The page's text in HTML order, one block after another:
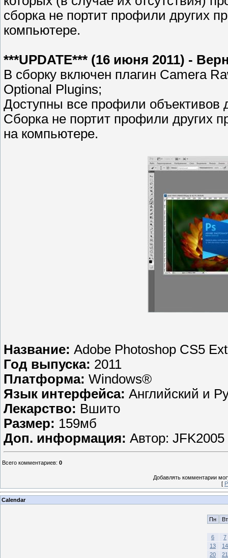
сборка не портит профили других
компьютере.
***UPDATE*** (16 июня 2011) -
В сборку включен плагин Camera
Optional Plugins;
Доступны все профили объективов
Сборка не портит профили других
на компьютере.
Название: Adobe Photoshop CS5
Год выпуска: 2011
Платформа: Windows®
Язык интерфейса: Английский и
Лекарство: Вшито
Размер: 159мб
Доп. информация: Автор: JFK2005
Всего комментариев: 0
Добавлять комментарии
[
Calendar
Пн Вт
6
7
13
14
20
21